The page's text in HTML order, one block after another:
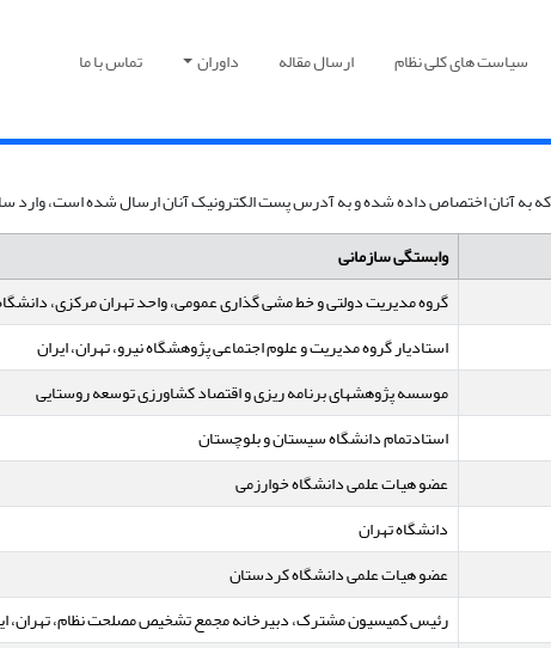
سیاست های کلی نظام ارسال مقاله داوران تماس با ما
که به آنان اختصاص داده شده و به آدرس پست الکترونیک آنان ارسال شده است، وارد
وابستگی سازمانی
گروه مدیریت دولتی و خط مشی گذاری عمومی، واحد تهران مرکزی، دانشگاه
استادیار گروه مدیریت و علوم اجتماعی پژوهشگاه نیرو، تهران، ایران
موسسه پژوهشهای برنامه ریزی و اقتصاد کشاورزی توسعه روستایی
استادتمام دانشگاه سیستان و بلوچستان
عضو هیات علمی دانشگاه خوارزمی
دانشگاه تهران
عضو هیات علمی دانشگاه کردستان
رئیس کمیسیون مشترک، دبیرخانه مجمع تشخیص مصلحت نظام، تهران،